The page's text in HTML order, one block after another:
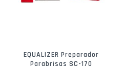
EQUALIZER Preparador
Parabrisas SC-170